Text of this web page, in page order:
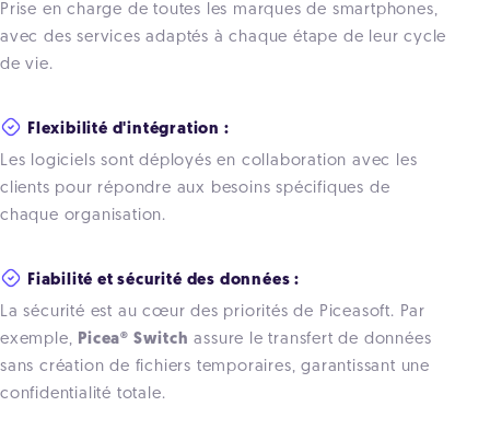
Prise en charge de toutes les marques de smartphones,
avec des services adaptés à chaque étape de leur cycle
de vie.
Flexibilité d'intégration :
Les logiciels sont déployés en collaboration avec les
clients pour répondre aux besoins spécifiques de
chaque organisation.
Fiabilité et sécurité des données :
La sécurité est au cœur des priorités de Piceasoft. Par
exemple, Picea® Switch assure le transfert de données
sans création de fichiers temporaires, garantissant une
confidentialité totale.